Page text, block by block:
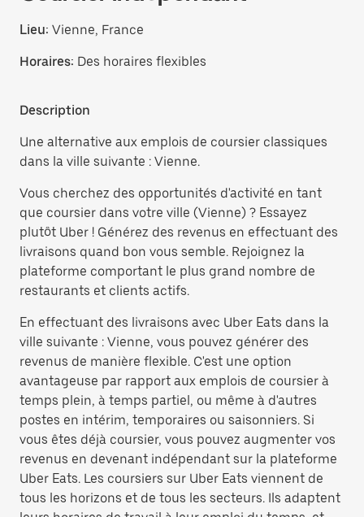
Lieu: Vienne, France
Horaires: Des horaires flexibles
Description
Une alternative aux emplois de coursier classiques
dans la ville suivante : Vienne.
Vous cherchez des opportunités d'activité en tant
que coursier dans votre ville (Vienne) ? Essayez
plutôt Uber ! Générez des revenus en effectuant des
livraisons quand bon vous semble. Rejoignez la
plateforme comportant le plus grand nombre de
restaurants et clients actifs.
En effectuant des livraisons avec Uber Eats dans la
ville suivante : Vienne, vous pouvez générer des
revenus de manière flexible. C'est une option
avantageuse par rapport aux emplois de coursier à
temps plein, à temps partiel, ou même à d'autres
postes en intérim, temporaires ou saisonniers. Si
vous êtes déjà coursier, vous pouvez augmenter vos
revenus en devenant indépendant sur la plateforme
Uber Eats. Les coursiers sur Uber Eats viennent de
tous les horizons et de tous les secteurs. Ils adaptent